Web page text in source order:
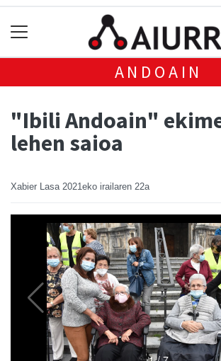
ANDOAIN
"Ibili Andoain"
lehen saioa
Xabier Lasa 2021eko irailaren 22a